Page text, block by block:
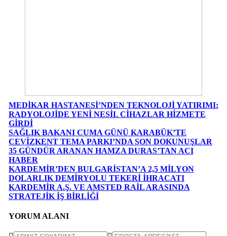
MEDİKAR HASTANESİ’NDEN TEKNOLOJİ YATIRIMI:
RADYOLOJİDE YENİ NESİL CİHAZLAR HİZMETE
GİRDİ
SAĞLIK BAKANI CUMA GÜNÜ KARABÜK’TE
CEVİZKENT TEMA PARKI’NDA SON DOKUNUŞLAR
35 GÜNDÜR ARANAN HAMZA DURAS’TAN ACI
HABER
KARDEMİR’DEN BULGARİSTAN’A 2,5 MİLYON
DOLARLIK DEMİRYOLU TEKERİ İHRACATI
KARDEMİR A.Ş. VE AMSTED RAİL ARASINDA
STRATEJİK İŞ BİRLİĞİ
YORUM ALANI